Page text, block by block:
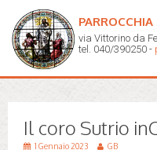
via Vittorino da
tel. 040/390250 -
Il coro Sutrio
1 Gennaio 2023 GB